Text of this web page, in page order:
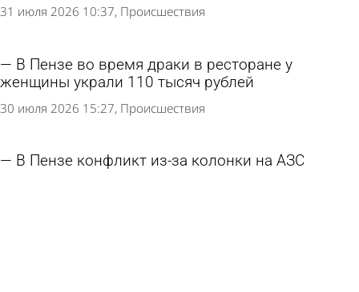
31 июля 2026 10:37 Происшествия
В Пензе во время драки в ресторане у
женщины украли 110 тысяч рублей
30 июля 2026 15:27 Происшествия
В Пензе конфликт из-за колонки на АЗС